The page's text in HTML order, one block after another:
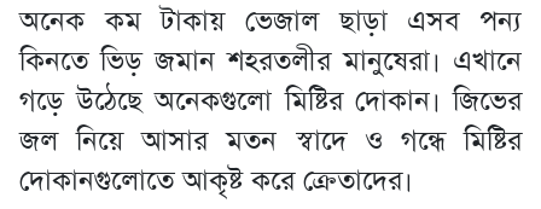
অনেক কম টাকায় ভেজাল ছাড়া এসব পন্য
কিনতে ভিড় জমান শহরতলীর মানুষেরা। এখানে
গড়ে উঠেছে অনেকগুলো মিষ্টির দোকান। জিভের
জল নিয়ে আসার মতন স্বাদে ও গন্ধে মিষ্টির
দোকানগুলোতে আকৃষ্ট করে ক্রেতাদের।